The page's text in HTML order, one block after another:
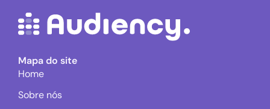
Mapa do site
Home
Sobre nós